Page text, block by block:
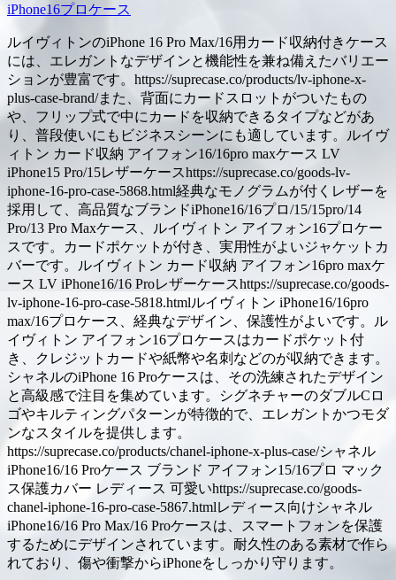
iPhone16プロケース
ルイヴィトンのiPhone 16 Pro Max/16用カード収納付きケース
には、エレガントなデザインと機能性を兼ね備えたバリエー
ションが豊富です。https://suprecase.co/products/lv-iphone-x-
plus-case-brand/また、背面にカードスロットがついたもの
や、フリップ式で中にカードを収納できるタイプなどがあ
り、普段使いにもビジネスシーンにも適しています。ルイヴ
ィトン カード収納 アイフォン16/16pro maxケース LV
iPhone15 Pro/15レザーケースhttps://suprecase.co/goods-lv-
iphone-16-pro-case-5868.html経典なモノグラムが付くレザーを
採用して、高品質なブランドiPhone16/16プロ/15/15pro/14
Pro/13 Pro Maxケース、ルイヴィトン アイフォン16プロケー
スです。カードポケットが付き、実用性がよいジャケットカ
バーです。ルイヴィトン カード収納 アイフォン16pro maxケ
ース LV iPhone16/16 Proレザーケースhttps://suprecase.co/goods-
lv-iphone-16-pro-case-5818.htmlルイヴィトン iPhone16/16pro
max/16プロケース、経典なデザイン、保護性がよいです。ル
イヴィトン アイフォン16プロケースはカードポケット付
き、クレジットカードや紙幣や名刺などのが収納できます。
シャネルのiPhone 16 Proケースは、その洗練されたデザイン
と高級感で注目を集めています。シグネチャーのダブルCロ
ゴやキルティングパターンが特徴的で、エレガントかつモダ
ンなスタイルを提供します。
https://suprecase.co/products/chanel-iphone-x-plus-case/シャネル
iPhone16/16 Proケース ブランド アイフォン15/16プロ マック
ス保護カバー レディース 可愛いhttps://suprecase.co/goods-
chanel-iphone-16-pro-case-5867.htmlレディース向けシャネル
iPhone16/16 Pro Max/16 Proケースは、スマートフォンを保護
するためにデザインされています。耐久性のある素材で作ら
れており、傷や衝撃からiPhoneをしっかり守ります。